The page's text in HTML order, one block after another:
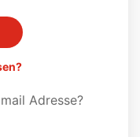
Adresse?